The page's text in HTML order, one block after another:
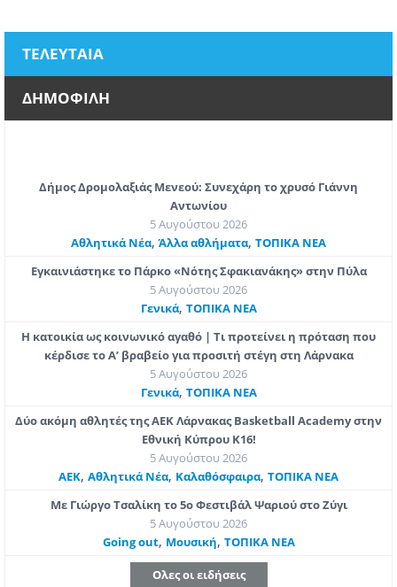
ΤΕΛΕΥΤΑΙΑ
ΔΗΜΟΦΙΛΗ
Δήμος Δρομολαξιάς Μενεού: Συνεχάρη το χρυσό Γιάννη
Αντωνίου
5 Αυγούστου 2026
Αθλητικά Νέα,Άλλα αθλήματα, ΤΟΠΙΚΑ ΝΕΑ
Εγκαινιάστηκε το Πάρκο «Νότης Σφακιανάκης» στην Πύλα
5 Αυγούστου 2026
Γενικά, ΤΟΠΙΚΑ ΝΕΑ
Η κατοικία ως κοινωνικό αγαθό | Τι προτείνει η πρόταση που
κέρδισε το Α’ βραβείο για προσιτή στέγη στη Λάρνακα
5 Αυγούστου 2026
Γενικά, ΤΟΠΙΚΑ ΝΕΑ
Δύο ακόμη αθλητές της ΑΕΚ Λάρνακας Basketball Academy στην
Εθνική Κύπρου Κ16!
5 Αυγούστου 2026
ΑΕΚ, Αθλητικά Νέα, Καλαθόσφαιρα, ΤΟΠΙΚΑ ΝΕΑ
Με Γιώργο Τσαλίκη το 5ο Φεστιβάλ Ψαριού στο Ζύγι
5 Αυγούστου 2026
Going out, Μουσική, ΤΟΠΙΚΑ ΝΕΑ
Ολες οι ειδήσεις